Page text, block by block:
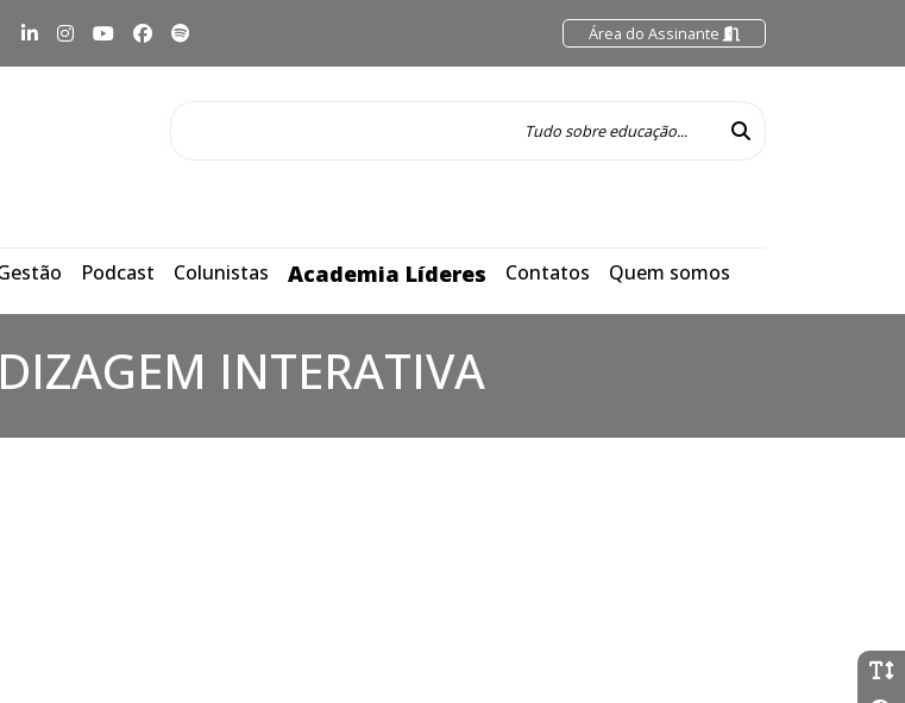
Área do Assinante
Podcast Colunistas Academia Líderes Contatos Quem somos
INTERATIVA